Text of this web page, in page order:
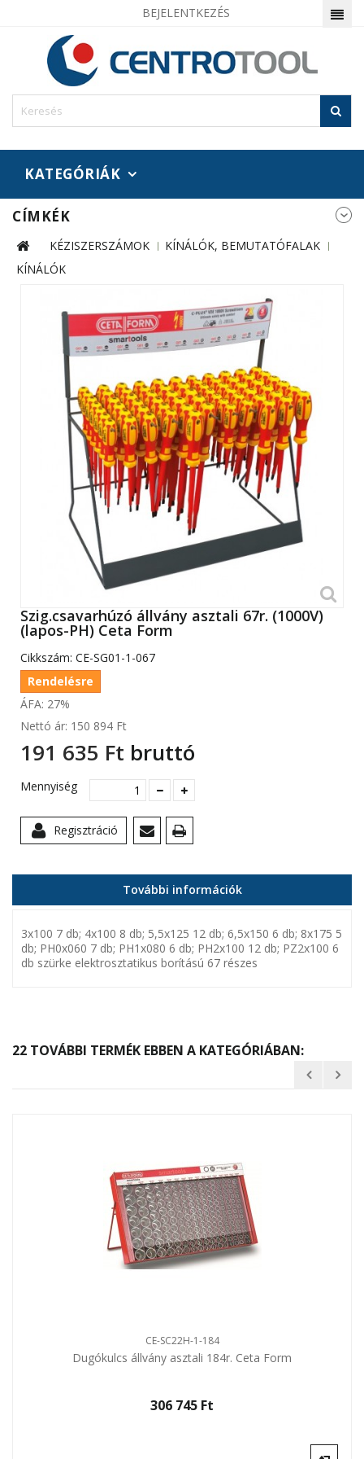
BEJELENTKEZÉS
KATEGÓRIÁK
CÍMKÉK
KÉZISZERSZÁMOK
KÍNÁLÓK, BEMUTATÓFALAK
KÍNÁLÓK
Szig.csavarhúzó állvány asztali 67r. (1000V)
(lapos-PH) Ceta Form
Cikkszám: CE-SG01-1-067
Rendelésre
ÁFA: 27%
Nettó ár: 150 894 Ft‎
191 635 Ft‎ bruttó
Mennyiség
Regisztráció
További információk
3x100 7 db; 4x100 8 db; 5,5x125 12 db; 6,5x150 6 db; 8x175 5
db; PH0x060 7 db; PH1x080 6 db; PH2x100 12 db; PZ2x100 6
db szürke elektrosztatikus borítású 67 részes
22 TOVÁBBI TERMÉK EBBEN A KATEGÓRIÁBAN:
CE-SC22H-1-184
Dugókulcs állvány asztali 184r. Ceta Form
306 745 Ft‎